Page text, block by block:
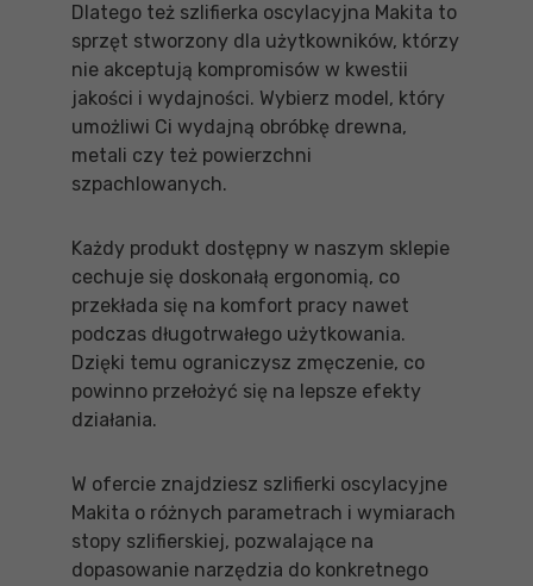
Dlatego też szlifierka oscylacyjna Makita to
sprzęt stworzony dla użytkowników, którzy
nie akceptują kompromisów w kwestii
jakości i wydajności. Wybierz model, który
umożliwi Ci wydajną obróbkę drewna,
metali czy też powierzchni
szpachlowanych.
Każdy produkt dostępny w naszym sklepie
cechuje się doskonałą ergonomią, co
przekłada się na komfort pracy nawet
podczas długotrwałego użytkowania.
Dzięki temu ograniczysz zmęczenie, co
powinno przełożyć się na lepsze efekty
działania.
W ofercie znajdziesz szlifierki oscylacyjne
Makita o różnych parametrach i wymiarach
stopy szlifierskiej, pozwalające na
dopasowanie narzędzia do konkretnego